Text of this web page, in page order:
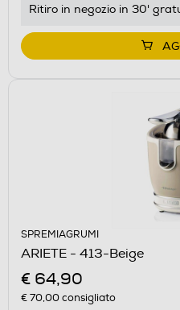
Ritiro in negozio in 30'
SPREMIAGRUMI
ARIETE - 413-Beige
€ 64,90
€ 70,00consigliato